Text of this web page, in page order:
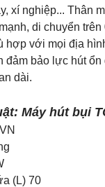
xí nghiệp... Thân
di chuyển
hợp với mọi địa
đảm bảo lực hút ổn
dài.
Máy hút bụi
(L) 70